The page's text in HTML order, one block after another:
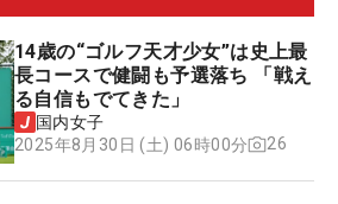
14歳の“ゴルフ天才少女”は史上最
長コースで健闘も予選落ち 「戦え
る自信もでてきた」
国内女子
2025年8月30日 (土) 06時00分
26